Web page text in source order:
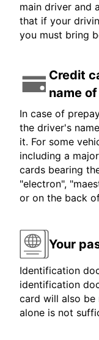
main driver and
that if your
you must bring
Credit
name
In case of
the driver's
it. For some
including a
cards bearing
"electron",
or on the back
Your
Identification
identification
card will also be
alone is not